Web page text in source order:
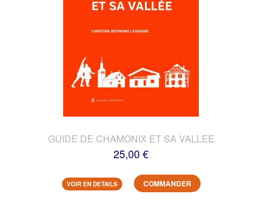
GUIDE DE CHAMONIX ET SA VALLEE
25,00 €
VOIR EN DETAILS COMMANDER